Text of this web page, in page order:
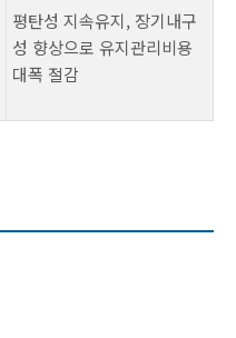
평탄성 지속유지, 장기내구
성 향상으로 유지관리비용
대폭 절감